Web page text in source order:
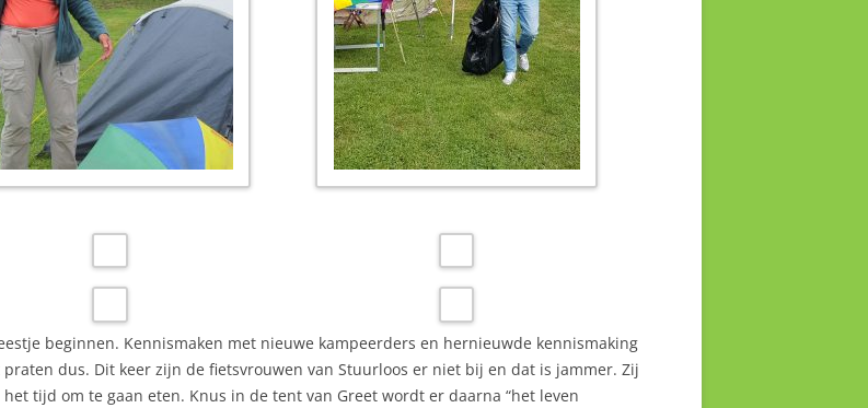
beginnen. Kennismaken met nieuwe kampeerders en hernieuwde kennismaking
dus. Dit keer zijn de fietsvrouwen van Stuurloos er niet bij en dat is jammer. Zij
tijd om te gaan eten. Knus in de tent van Greet wordt er daarna “het leven